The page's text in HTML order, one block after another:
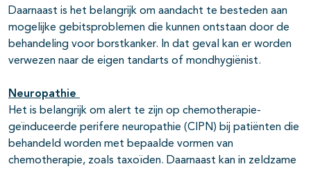
Daarnaast is het belangrijk om aandacht te besteden aan
mogelijke gebitsproblemen die kunnen ontstaan door de
behandeling voor borstkanker. In dat geval kan er worden
verwezen naar de eigen tandarts of mondhygiënist.
Neuropathie
Het is belangrijk om alert te zijn op chemotherapie-
geïnduceerde perifere neuropathie (CIPN) bij patiënten die
behandeld worden met bepaalde vormen van
chemotherapie, zoals taxoïden. Daarnaast kan in zeldzame